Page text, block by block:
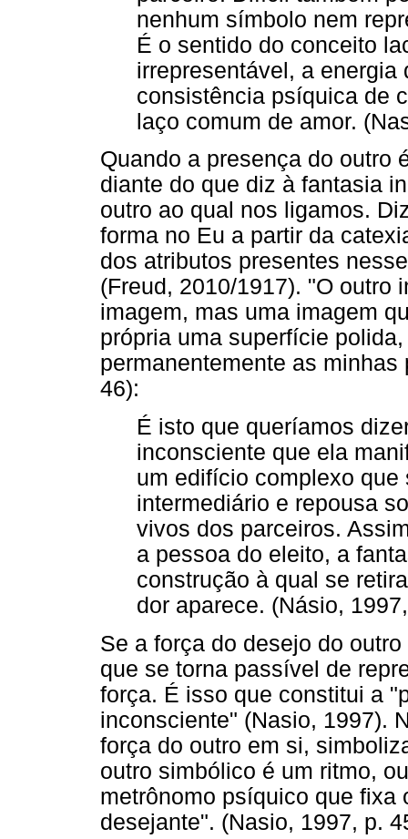
nenhum símbolo nem
É o sentido do conceito
irrepresentável, a energia
consistência psíquica de
laço comum de amor.
Quando a presença do outro
diante do que diz à fantasia
outro ao qual nos ligamos.
forma no Eu a partir da
dos atributos presentes
(Freud, 2010/1917). "O outro
imagem, mas uma imagem
própria uma superfície
permanentemente as
46):
É isto que queríamos
inconsciente que ela
um edifício complexo
intermediário e repousa
vivos dos parceiros.
a pessoa do eleito, a
construção à qual se
dor aparece. (Násio,
Se a força do desejo do
que se torna passível de
força. É isso que constitui a
inconsciente" (Nasio, 1997).
força do outro em si,
outro simbólico é um ritmo,
metrônomo psíquico que fixa
desejante". (Nasio, 1997, p.